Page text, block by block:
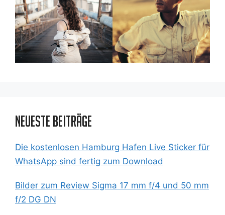
Neueste Beiträge
Die kostenlosen Hamburg Hafen Live Sticker für
WhatsApp sind fertig zum Download
Bilder zum Review Sigma 17 mm f/4 und 50 mm
f/2 DG DN